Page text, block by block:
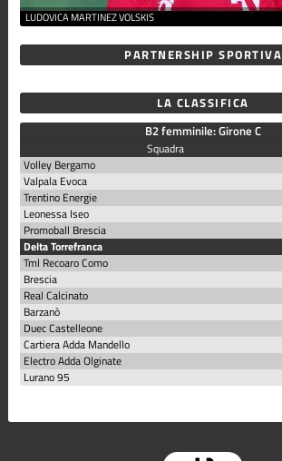
LUDOVICA MARTINEZ VOLSKIS
PARTNERSHIP SPORTIVA
LA CLASSIFICA
B2 femminile: Girone C
Squadra
Volley Bergamo
Valpala Evoca
Trentino Energie
Leonessa Iseo
Promoball Brescia
Delta Torrefranca
Tml Recoaro Como
Brescia
Real Calcinato
Barzanò
Duec Castelleone
Cartiera Adda Mandello
Electro Adda Olginate
Lurano 95